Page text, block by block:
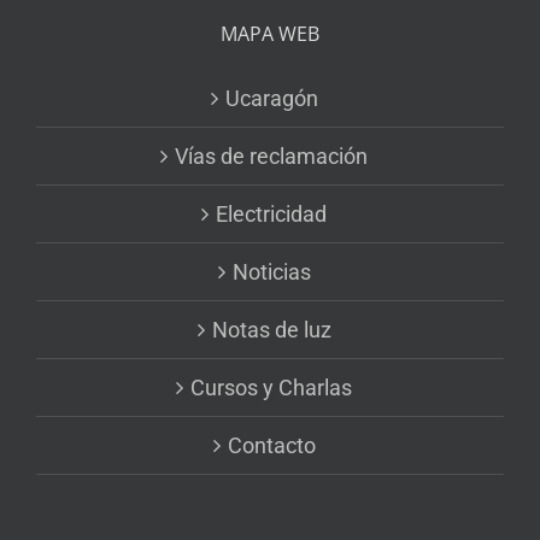
MAPA WEB
Ucaragón
Vías de reclamación
Electricidad
Noticias
Notas de luz
Cursos y Charlas
Contacto